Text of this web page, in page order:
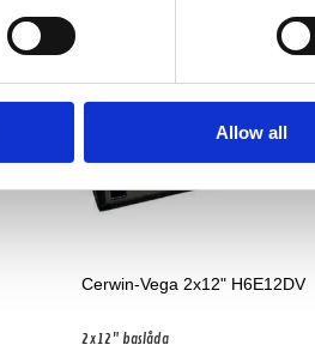
Allow all
Cerwin-Vega 2x12" H6E12DV
2x12" baslåda